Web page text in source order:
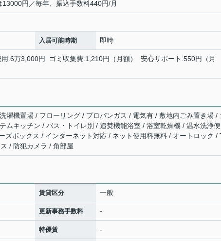
円／毎年、振込手数料440円/月
入居可能時期 即時
:6万3,000円 ゴミ収集費:1,210円（月額） 安心サポート:550円（月
濯機置場 / フローリング / プロパンガス / 電気有 / 敷地内ごみ置き場 /
ムキッチン / バス・トイレ別 / 追焚機能浴室 / 浴室乾燥機 / 温水洗浄便
ズボックス / インターネット対応 / ネット使用料無料 / オートロック /
/ 防犯カメラ / 角部屋
賃貸区分 一般
更新事務手数料 -
特優賃 -